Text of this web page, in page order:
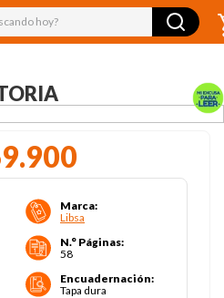
hoy?
.900
Marca:
Libsa
N.° Páginas:
58
Encuadernación:
Tapa dura